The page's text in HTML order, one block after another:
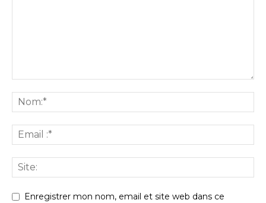
Enregistrer mon nom, email et site web dans ce